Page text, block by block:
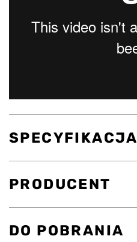
SPECYFIKACJA
PRODUCENT
DO POBRANIA